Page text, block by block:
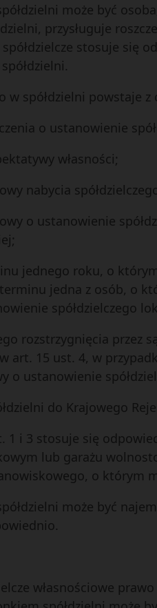
może być
przysługuje
spółdzielcze stosuje się
w spółdzielni powstaje z
o ustanowienie
własności;
nabycia
o ustanowienie
jednego roku, o
jedna z osób, o
spółdzielczego
rozstrzygnięcia przez
art. 15 ust. 4, w
o ustanowienie
do Krajowego
1 i 3 stosuje się
lub garażu
o którym
może być
własnościowe